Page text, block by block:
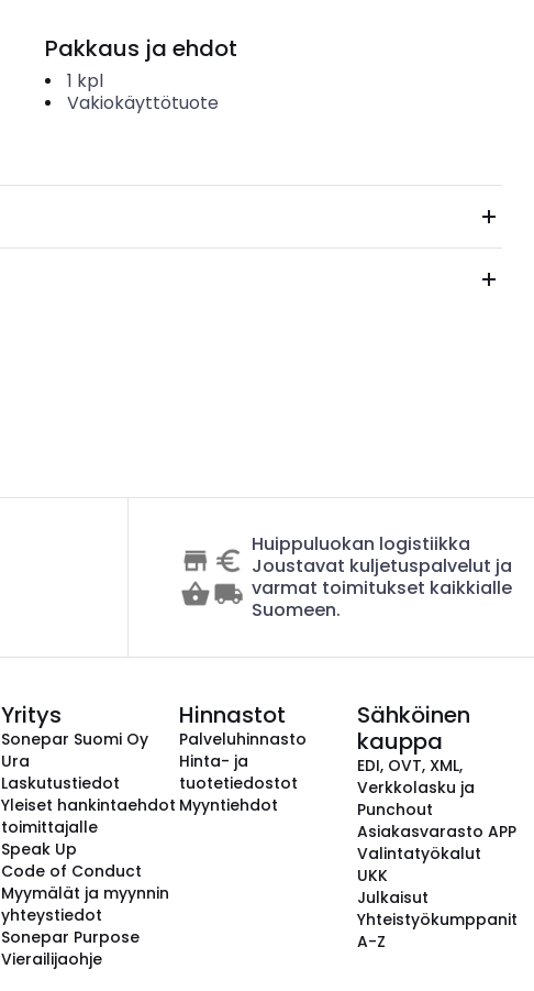
Pakkaus ja ehdot
1 kpl
Vakiokäyttötuote
Huippuluokan logistiikka
Joustavat kuljetuspalvelut ja
varmat toimitukset kaikkialle
Suomeen.
Yritys
Sonepar Suomi Oy
Ura
Laskutustiedot
Yleiset hankintaehdot
toimittajalle
Speak Up
Code of Conduct
Myymälät ja myynnin
yhteystiedot
Sonepar Purpose
Vierailijaohje
Hinnastot
Palveluhinnasto
Hinta- ja
tuotetiedostot
Myyntiehdot
Sähköinen
kauppa
EDI, OVT, XML,
Verkkolasku ja
Punchout
Asiakasvarasto APP
Valintatyökalut
UKK
Julkaisut
Yhteistyökumppanit
A-Z